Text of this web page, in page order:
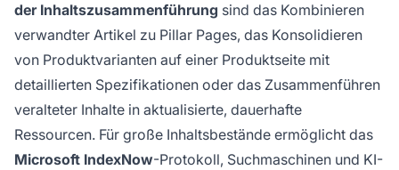
der Inhaltszusammenführung sind das Kombinieren
verwandter Artikel zu Pillar Pages, das Konsolidieren
von Produktvarianten auf einer Produktseite mit
detaillierten Spezifikationen oder das Zusammenführen
veralteter Inhalte in aktualisierte, dauerhafte
Ressourcen. Für große Inhaltsbestände ermöglicht das
Microsoft IndexNow-Protokoll, Suchmaschinen und KI-